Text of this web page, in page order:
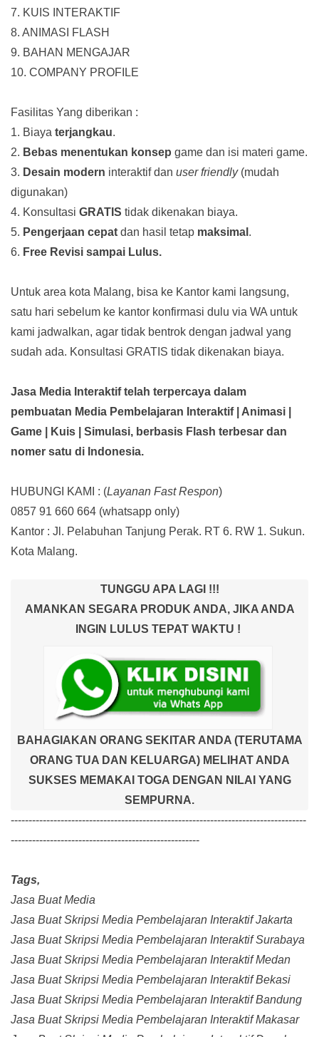
7. KUIS INTERAKTIF
8. ANIMASI FLASH
9. BAHAN MENGAJAR
10. COMPANY PROFILE
Fasilitas Yang diberikan :
1. Biaya terjangkau.
2. Bebas menentukan konsep game dan isi materi game.
3. Desain modern interaktif dan user friendly(mudah
digunakan)
4. Konsultasi GRATIS tidak dikenakan biaya.
5. Pengerjaan cepat dan hasil tetap maksimal .
6. Free Revisi sampai Lulus.
Untuk area kota Malang, bisa ke Kantor kami langsung,
satu hari sebelum ke kantor konfirmasi dulu via WA untuk
kami jadwalkan, agar tidak bentrok dengan jadwal yang
sudah ada. Konsultasi GRATIS tidak dikenakan biaya.
Jasa Media Interaktif telah terpercaya dalam
pembuatan Media Pembelajaran Interaktif| Animasi |
Game | Kuis | Simulasi, berbasis Flash terbesar dan
nomer satu di Indonesia.
HUBUNGI KAMI : (Layanan Fast Respon)
0857 91 660 664 (whatsapp only)
Kantor : Jl. Pelabuhan Tanjung Perak. RT 6. RW 1. Sukun.
Kota Malang.
TUNGGU APA LAGI !!!
AMANKAN SEGARA PRODUK ANDA, JIKA ANDA
INGIN LULUS TEPAT WAKTU !
BAHAGIAKAN ORANG SEKITAR ANDA (TERUTAMA
ORANG TUA DAN KELUARGA) MELIHAT ANDA
SUKSES MEMAKAI TOGA DENGAN NILAI YANG
SEMPURNA.
-----------------------------------------------------------------------------------
-----------------------------------------------------
Tags,
Jasa Buat Media
Jasa Buat Skripsi Media Pembelajaran Interaktif Jakarta
Jasa Buat Skripsi Media Pembelajaran Interaktif Surabaya
Jasa Buat Skripsi Media Pembelajaran Interaktif Medan
Jasa Buat Skripsi Media Pembelajaran Interaktif Bekasi
Jasa Buat Skripsi Media Pembelajaran Interaktif Bandung
Jasa Buat Skripsi Media Pembelajaran Interaktif Makasar